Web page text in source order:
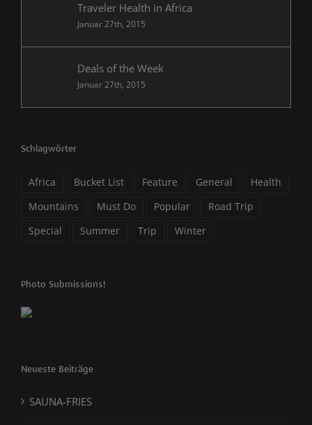
Traveler Health in Africa
Januar 27th, 2015
Deals of the Week
Januar 27th, 2015
Schlagwörter
Africa Bucket List Feature General
Health
Mountains
Must Do Popular
Road Trip
Special
Summer Trip Winter
Photo Submissions!
Neueste Beiträge
SAUNA-FRIES